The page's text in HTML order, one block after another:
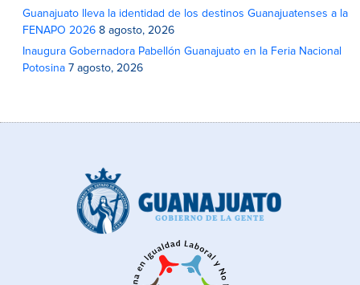
Guanajuato lleva la identidad de los destinos Guanajuatenses a la
FENAPO 2026 8 agosto, 2026
Inaugura Gobernadora Pabellón Guanajuato en la Feria Nacional
Potosina 7 agosto, 2026